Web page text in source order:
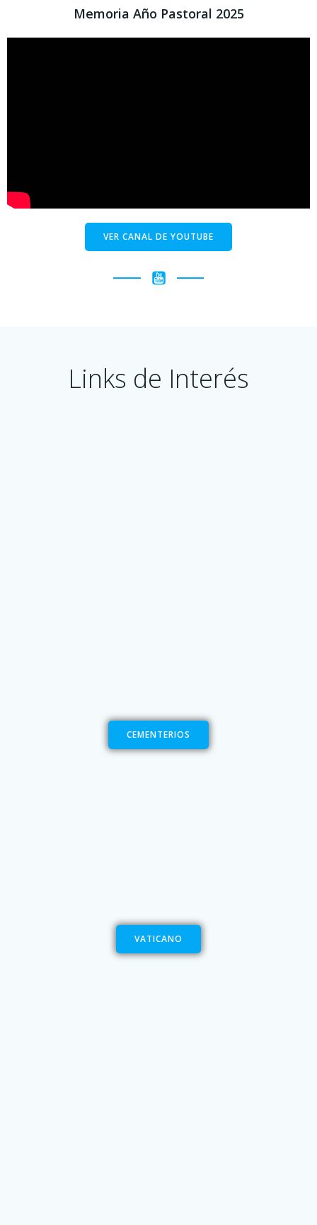
Memoria Año Pastoral 2025
VER CANAL DE YOUTUBE
Links de Interés
CEMENTERIOS
VATICANO